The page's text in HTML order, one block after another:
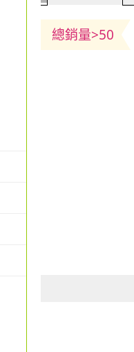
總銷量>50